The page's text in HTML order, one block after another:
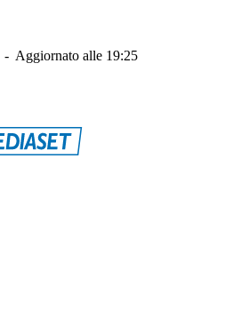
- Aggiornato alle 19:25